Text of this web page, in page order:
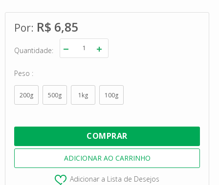
R$ 6,85
Quantidade
Peso
200g 500g 1kg 100g
Adicionar a Lista de Desejos